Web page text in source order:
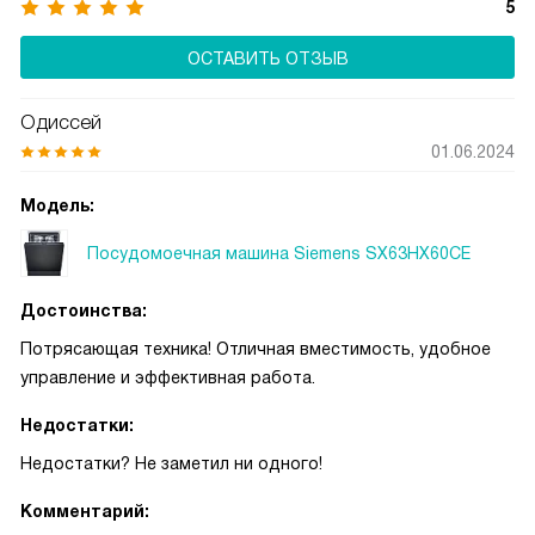
5
ОСТАВИТЬ ОТЗЫВ
Одиссей
01.06.2024
Модель:
Посудомоечная машина Siemens SX63HX60CE
Достоинства:
Потрясающая техника! Отличная вместимость, удобное
управление и эффективная работа.
Недостатки:
Недостатки? Не заметил ни одного!
Комментарий: